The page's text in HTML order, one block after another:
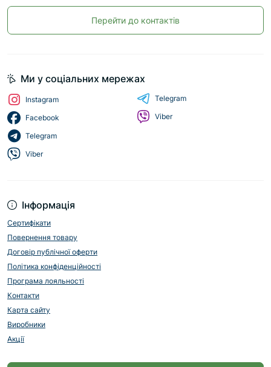
Перейти до контактів
Інформація
Сертифікати
Повернення товару
Договір публічної оферти
Політика конфіденційності
Програма лояльності
Контакти
Карта сайту
Виробники
Акції
Ми у соціальних мережах
Instagram
Facebook
Telegram
Viber
Telegram
Viber